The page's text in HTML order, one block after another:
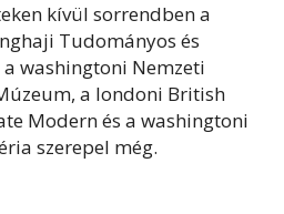
kívül sorrendben a
Tudományos és
washingtoni Nemzeti
a londoni British
Modern és a washingtoni
szerepel még.